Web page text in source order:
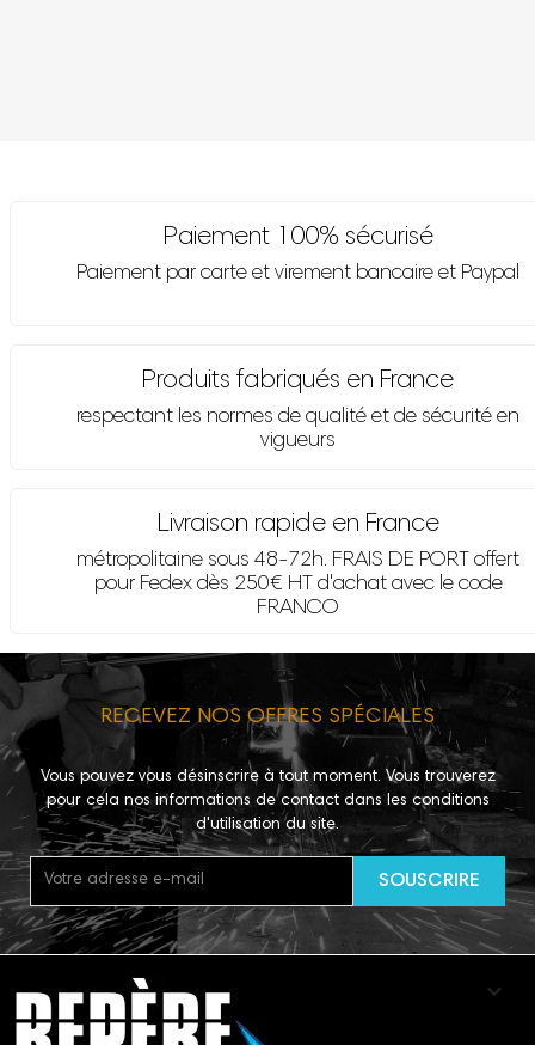
Paiement 100% sécurisé
Paiement par carte et virement bancaire et Paypal
Produits fabriqués en France
respectant les normes de qualité et de sécurité en
vigueurs
Livraison rapide en France
métropolitaine sous 48-72h. FRAIS DE PORT offert
pour Fedex dès 250€ HT d'achat avec le code
FRANCO
RECEVEZ NOS OFFRES SPÉCIALES
Vous pouvez vous désinscrire à tout moment. Vous trouverez
pour cela nos informations de contact dans les conditions
d'utilisation du site.
